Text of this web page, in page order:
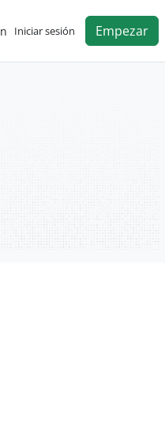
Iniciar sesión Empezar